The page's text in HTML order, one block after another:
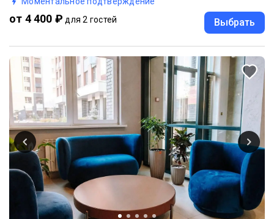
от 4 400 ₽ для 2 гостей Выбрать